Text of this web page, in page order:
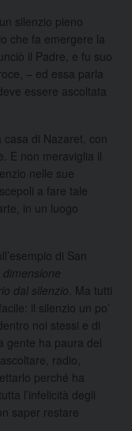
silenzio pieno
che fa emergere la
il Padre, e fu suo
– ed essa parla
essere ascoltata
casa di Nazaret, con
E non meraviglia il
nelle sue
a fare tale
in un luogo
di San
dimensione
dal silenzio . Ma tutti
il silenzio un po’
noi stessi e di
gente ha paura del
radio,
perché ha
l’infelicità degli
saper restare